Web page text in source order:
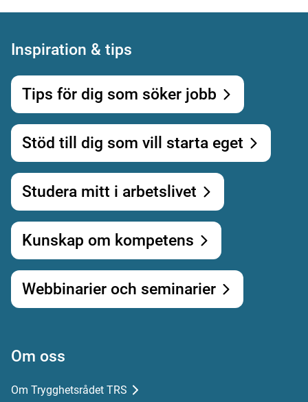
Inspiration & tips
Tips för dig som söker jobb
Stöd till dig som vill starta eget
Studera mitt i arbetslivet
Kunskap om kompetens
Webbinarier och seminarier
Om oss
Om Trygghetsrådet TRS